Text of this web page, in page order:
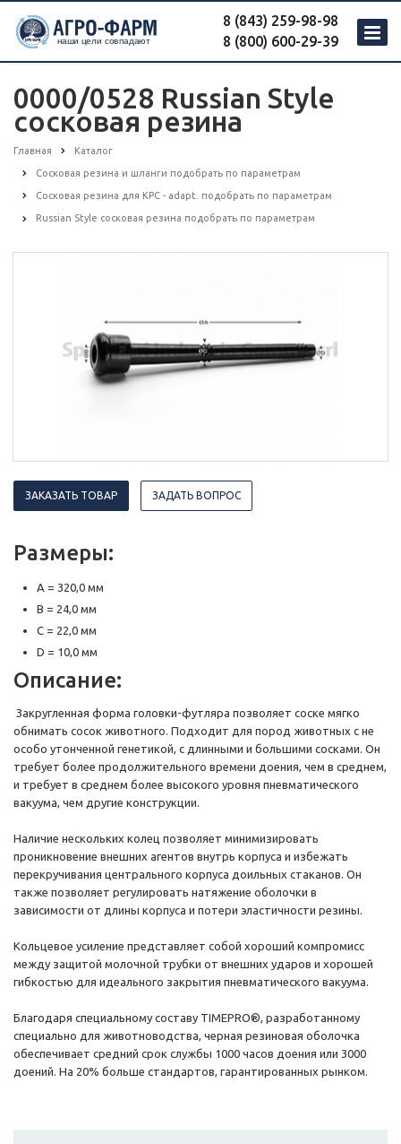
8 (843) 259-98-98
8 (800) 600-29-39
0000/0528 Russian Style
сосковая резина
Главная Каталог
Сосковая резина и шланги подобрать по параметрам
Сосковая резина для КРС - adapt. подобрать по параметрам
Russian Style сосковая резина подобрать по параметрам
ЗАКАЗАТЬ ТОВАР ЗАДАТЬ ВОПРОС
Размеры:
A = 320,0 мм
B = 24,0 мм
C = 22,0 мм
D = 10,0 мм
Описание:
Закругленная форма головки-футляра позволяет соске мягко
обнимать сосок животного. Подходит для пород животных с не
особо утонченной генетикой, с длинными и большими сосками. Он
требует более продолжительного времени доения, чем в среднем,
и требует в среднем более высокого уровня пневматического
вакуума, чем другие конструкции.
Наличие нескольких колец позволяет минимизировать
проникновение внешних агентов внутрь корпуса и избежать
перекручивания центрального корпуса доильных стаканов. Он
также позволяет регулировать натяжение оболочки в
зависимости от длины корпуса и потери эластичности резины.
Кольцевое усиление представляет собой хороший компромисс
между защитой молочной трубки от внешних ударов и хорошей
гибкостью для идеального закрытия пневматического вакуума.
Благодаря специальному составу TIMEPRO®, разработанному
специально для животноводства, черная резиновая оболочка
обеспечивает средний срок службы 1000 часов доения или 3000
доений. На 20% больше стандартов, гарантированных рынком.